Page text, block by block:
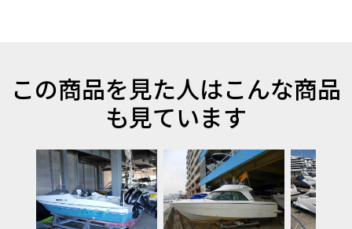
この商品を見た人はこんな商品
も見ています